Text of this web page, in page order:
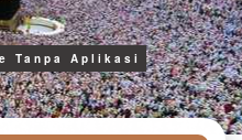
Tanpa Aplikasi